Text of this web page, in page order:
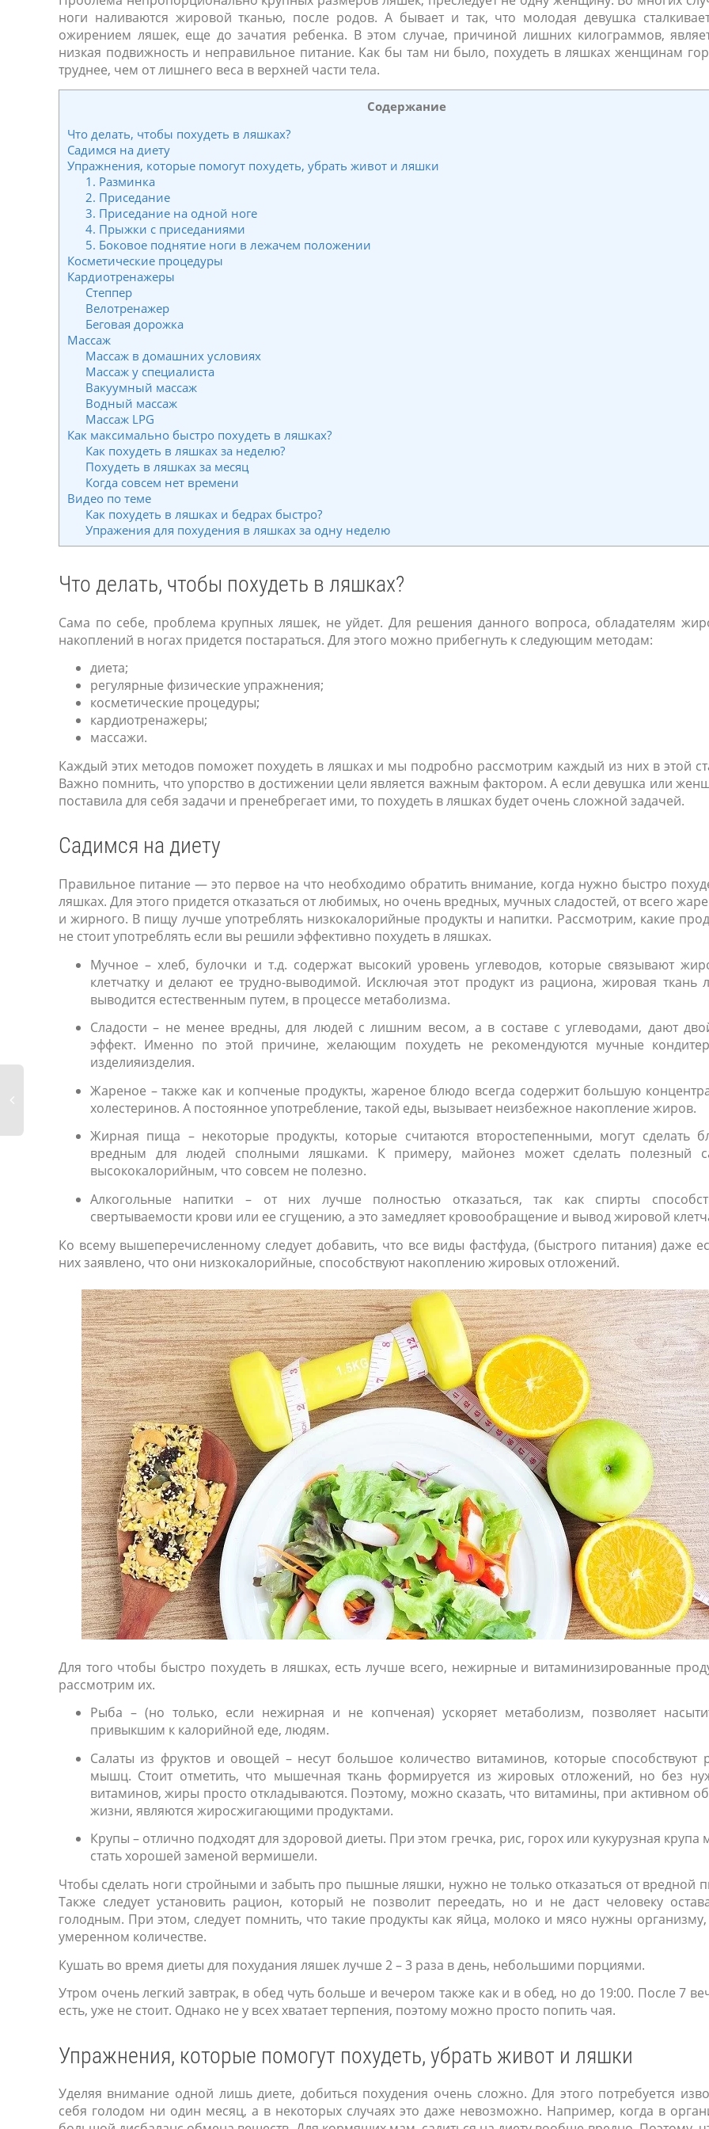
ноги наливаются жировой тканью, после родов. А бывает и так, что молодая девушка
ожирением ляшек, еще до зачатия ребенка. В этом случае, причиной лишних килограммов,
низкая подвижность и неправильное питание. Как бы там ни было, похудеть в ляшках женщинам
труднее, чем от лишнего веса в верхней части тела.
Содержание
Что делать, чтобы похудеть в ляшках?
Садимся на диету
Упражнения, которые помогут похудеть, убрать живот и ляшки
1. Разминка
2. Приседание
3. Приседание на одной ноге
4. Прыжки с приседаниями
5. Боковое поднятие ноги в лежачем положении
Косметические процедуры
Кардиотренажеры
Степпер
Велотренажер
Беговая дорожка
Массаж
Массаж в домашних условиях
Массаж у специалиста
Вакуумный массаж
Водный массаж
Массаж LPG
Как максимально быстро похудеть в ляшках?
Как похудеть в ляшках за неделю?
Похудеть в ляшках за месяц
Когда совсем нет времени
Видео по теме
Как похудеть в ляшках и бедрах быстро?
Упражения для похудения в ляшках за одну неделю
Что делать, чтобы похудеть в ляшках?
Сама по себе, проблема крупных ляшек, не уйдет. Для решения данного вопроса, обладателям
накоплений в ногах придется постараться. Для этого можно прибегнуть к следующим методам:
диета;
регулярные физические упражнения;
косметические процедуры;
кардиотренажеры;
массажи.
Каждый этих методов поможет похудеть в ляшках и мы подробно рассмотрим каждый из них в этой
Важно помнить, что упорство в достижении цели является важным фактором. А если девушка или
поставила для себя задачи и пренебрегает ими, то похудеть в ляшках будет очень сложной задачей.
Садимся на диету
Правильное питание — это первое на что необходимо обратить внимание, когда нужно быстро
ляшках. Для этого придется отказаться от любимых, но очень вредных, мучных сладостей, от всего
и жирного. В пищу лучше употреблять низкокалорийные продукты и напитки. Рассмотрим, какие
не стоит употреблять если вы решили эффективно похудеть в ляшках.
Мучное – хлеб, булочки и т.д. содержат высокий уровень углеводов, которые связывают
клетчатку и делают ее трудно-выводимой. Исключая этот продукт из рациона, жировая ткань
выводится естественным путем, в процессе метаболизма.
Сладости – не менее вредны, для людей с лишним весом, а в составе с углеводами, дают
эффект. Именно по этой причине, желающим похудеть не рекомендуются мучные
изделияизделия.
Жареное – также как и копченые продукты, жареное блюдо всегда содержит большую
холестеринов. А постоянное употребление, такой еды, вызывает неизбежное накопление жиров.
Жирная пища – некоторые продукты, которые считаются второстепенными, могут сделать
вредным для людей сполными ляшками. К примеру, майонез может сделать полезный
высококалорийным, что совсем не полезно.
Алкогольные напитки – от них лучше полностью отказаться, так как спирты
свертываемости крови или ее сгущению, а это замедляет кровообращение и вывод жировой
Ко всему вышеперечисленному следует добавить, что все виды фастфуда, (быстрого питания) даже
них заявлено, что они низкокалорийные, способствуют накоплению жировых отложений.
Для того чтобы быстро похудеть в ляшках, есть лучше всего, нежирные и витаминизированные
рассмотрим их.
Рыба – (но только, если нежирная и не копченая) ускоряет метаболизм, позволяет
привыкшим к калорийной еде, людям.
Салаты из фруктов и овощей – несут большое количество витаминов, которые способствуют
мышц. Стоит отметить, что мышечная ткань формируется из жировых отложений, но без
витаминов, жиры просто откладываются. Поэтому, можно сказать, что витамины, при активном
жизни, являются жиросжигающими продуктами.
Крупы – отлично подходят для здоровой диеты. При этом гречка, рис, горох или кукурузная крупа
стать хорошей заменой вермишели.
Чтобы сделать ноги стройными и забыть про пышные ляшки, нужно не только отказаться от вредной
Также следует установить рацион, который не позволит переедать, но и не даст человеку
голодным. При этом, следует помнить, что такие продукты как яйца, молоко и мясо нужны
умеренном количестве.
Кушать во время диеты для похудания ляшек лучше 2 – 3 раза в день, небольшими порциями.
Утром очень легкий завтрак, в обед чуть больше и вечером также как и в обед, но до 19:00. После 7
есть, уже не стоит. Однако не у всех хватает терпения, поэтому можно просто попить чая.
Упражнения, которые помогут похудеть, убрать живот и ляшки
Уделяя внимание одной лишь диете, добиться похудения очень сложно. Для этого потребуется
себя голодом ни один месяц, а в некоторых случаях это даже невозможно. Например, когда в